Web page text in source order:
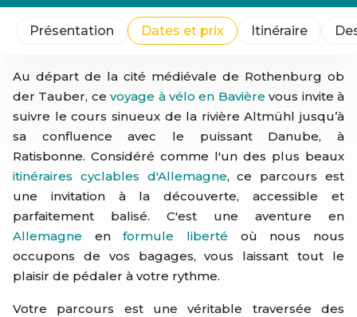
Présentation Dates et prix Itinéraire
Au départ de la cité médiévale de Rothenburg ob
der Tauber, cevoyage à vélo en Bavière vous invite à
suivre le cours sinueux de la rivière Altmühl jusqu’à
sa confluence avec le puissant Danube, à
Ratisbonne. Considéré comme l'un des plus beaux
itinéraires cyclables d'Allemagne, ce parcours est
une invitation à la découverte, accessible et
parfaitement balisé. C'est une aventure en
Allemagne enformule liberté où nous nous
occupons de vos bagages, vous laissant tout le
plaisir de pédaler à votre rythme.
Votre parcours est une véritable traversée des